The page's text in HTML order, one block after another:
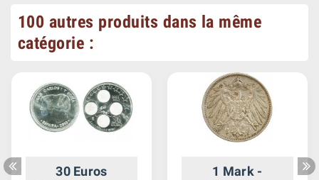
100 autres produits dans la même
catégorie :
30 Euros
1 Mark -